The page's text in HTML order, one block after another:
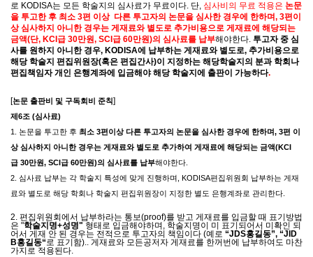
로 KODISA는 모든 학술지의 심사료가 무료이다. 단, 심사비의 무료 적용은 논문
을 투고한 후 최소 3편 이상 다른 투고자의 논문을 심사한 경우에 한하며, 3편이
상 심사하지 아니한 경우는 게재료와 별도로 추가비용으로 게재료에 해당되는
금액(단, KCI급 30만원, SCI급 60만원)의 심사료를 납부해야한다. 투고자 중 심
사를 원하지 아니한 경우, KODISA에 납부하는 게재료와 별도로, 추가비용으로
해당 학술지 편집위원장(혹은 편집간사)이 지정하는 해당학술지의 분과 학회나
편집책임자 개인 은행계좌에 입금해야 해당 학술지에 출판이 가능하다.
[논문 출판비 및 구독회비 준칙]
제6조 (심사료)
1. 논문을 투고한 후 최소 3편이상 다른 투고자의 논문을 심사한 경우에 한하며, 3편 이
상 심사하지 아니한 경우는 게재료와 별도로 추가하여 게재료에 해당되는 금액(KCI
급 30만원, SCI급 60만원)의 심사료를 납부해야한다
2. 심사료 납부는 각 학술지 특성에 맞게 진행하며 , KODISA편집위원회 납부하는 게재
료와 별도로 해당 학회나 학술지 편집위원장이 지정한 별도 은행계좌로 관리한다
2. 편집위원회에서 납부하라는 통보(proof)를 받고 게재료를 입금할 때 표기방법
은 "학술지명+성명" 형태로 입금해야하며 , 학술지명이 미 표기되어서 미확인 되
어서 게재 안 된 경우는 전적으로 투고자의 책임이다 (예로 “JDS홍길동”, “JID
B홍길동“로 표기함).. 게재료와 모든공저자 게재료를 한꺼번에 납부하여도 마찬
가지로 적용된다.